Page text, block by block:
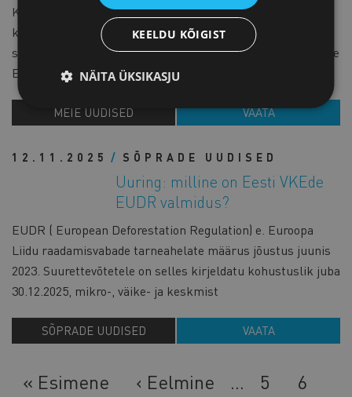
Koda esitas Riigikogu riigikaitsekomisjonile arvamuse
küberturvalisuse seaduse ja teiste seaduste muutmise
seaduse eelnõu kohta, millega võetakse Eesti õigusesse üle
Euroopa Liidu uus NIS2 direktiiv. Direktiivi
MEIE UUDISED VAATA
12.11.2025 SÕPRADE UUDISED
Uuring: milline on Eesti VKEde
EUDR valmidus?
EUDR ( European Deforestation Regulation) e. Euroopa
Liidu raadamisvabade tarneahelate määrus jõustus juunis
2023. Suurettevõtetele on selles kirjeldatu kohustuslik juba
30.12.2025, mikro-, väike- ja keskmist
SÕPRADE UUDISED VAATA
Esimene
« Esimene
Eelmine
‹ Eelmine … Lehekülg
5
6
KEELDU KÕIGIST
NÄITA ÜKSIKASJU